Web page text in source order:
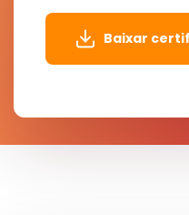
Baixar